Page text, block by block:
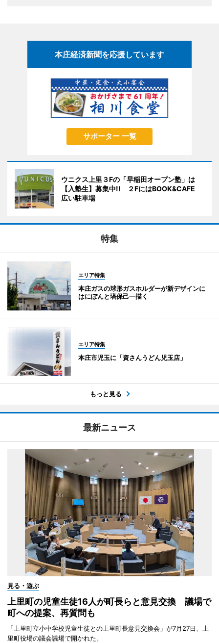
本庄経済新聞を応援しています
サポーター 一覧
ウニクス上里３Fの「早稲田オープン塾」は
【入塾生】募集中!! ２FにはBOOK&CAFE
広い駐車場
特集
エリア特集
本庄ガスの球形ガスホルダーが新デザインに
はにぽんと塙保己一描く
エリア特集
本庄市児玉に「資さんうどん児玉店」
もっと見る
最新ニュース
見る・遊ぶ
上里町の児童生徒16人が町長らと意見交換 議場で
町への提案、再質問も
「上里町立小中学校児童生徒との上里町長意見交換会」が7月27日、上
里町役場の議会議場で開かれた。